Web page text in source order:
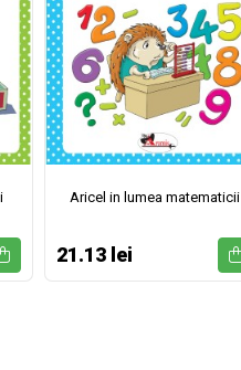
Aricel in lumea matematicii
21.13 lei